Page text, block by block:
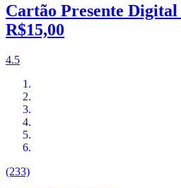
Cartão Presente
R$15,00
4.5
(233)